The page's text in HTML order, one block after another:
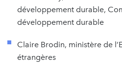
développement durable,
développement durable
Claire Brodin, ministère de
étrangères